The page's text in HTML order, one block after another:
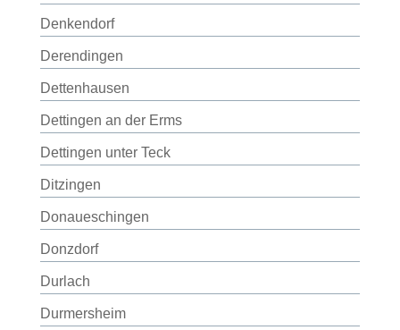
Denkendorf
Derendingen
Dettenhausen
Dettingen an der Erms
Dettingen unter Teck
Ditzingen
Donaueschingen
Donzdorf
Durlach
Durmersheim